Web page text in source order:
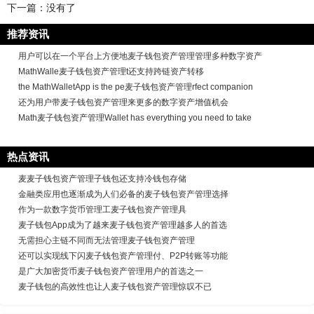
下一篇：没有了
推荐资讯
用户可以在一个平台上方便地麦子钱包资产管理管理多种数字资产
MathWalle麦子钱包资产管理t还支持跨链资产转移
the MathWalletApp is the pe麦子钱包资产管理rfect companion
还为用户带麦子钱包资产管理来更多的数字资产增值机会
Math麦子钱包资产管理Wallet has everything you need to take
热点资讯
麦麦子钱包资产管理子钱包还支持冷钱包存储
金融类应用也逐渐成为人们必备的麦子钱包资产管理选择
作为一款数字货币管理工麦子钱包资产管理具
麦子钱包App成为了越来麦子钱包资产管理越多人的首选
无需担心主链不同而无法管理麦子钱包资产管理
还可以实现线下闪麦子钱包资产管理付、P2P转账等功能
是广大加密货币麦子钱包资产管理用户的首选之一
麦子钱包的高效性也让人麦子钱包资产管理惊叹不已